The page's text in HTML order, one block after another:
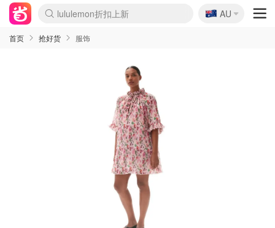
lululemon折扣上新
Sasa美妆护肤3.5折
SSENSE年中3折
FreshBeauty好价汇总
Cettire降价+叠9折
Farfetch折上8折
WWS Coles超市实拍
viagogo二手票捡漏
Myer清仓1折起
The Outnet奢牌1折起
David Jones 3折起
Flannels大牌1折
Perfumes Club护肤1折
AMIRO返校季6.2折
Oweek抽奖送Airpods
Amazon折扣汇总
eToro入金$200送$50
Amazon数码好物
ICONIC本周7.5折
ThedoubleF高奢地板价
Moose Knuckles 6折
丝芙兰5折起
EUFY官网3.7折起
Selenichast首饰2折
Trip机票酒店促销
YSL送5件彩妆礼
Amazon家居好物
BIGBANG巡演开票
David Jones时尚3折
Amazon美妆护肤
雅漾大喷$8
过敏原检测盒$33
伊索独家赠50ml沐浴露
科颜氏清仓3折
SEALIFE海洋馆门票6折
丝塔芙大白罐$16
订阅Newsletter送香薰
Cult Beauty 6.8折
Harrods圣诞日历2.3折
LN-CC奢牌私促3折
d'Alba空姐喷雾$16
EVE LOM套装逆天2折
Bernardelli独家4折
Adore Beauty 6折起
CT圣诞日历
Mytheresa奢品2.7折
Luxury Escapes 9折
Currentbody美容仪9折
MOON Garden Live
ALLSAINTS美衣3折
Roborock扫地机3.7折
Tingo Life水杯$24
Valentino官网5折
CR洗发护发6.3折
🇦🇺
AU
首页 抢好货 服饰